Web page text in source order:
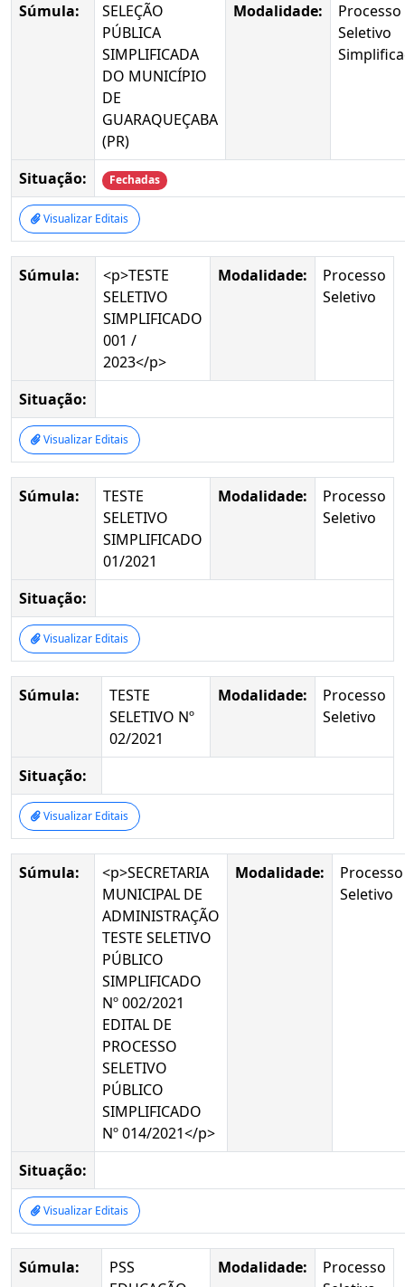
Súmula:
SELEÇÃO
PÚBLICA
SIMPLIFICADA
DO MUNICÍPIO
DE
GUARAQUEÇABA
(PR)
Modalidade:
Processo
Seletivo
Situação: Fechadas
Visualizar Editais
Súmula:
<p>TESTE
SELETIVO
SIMPLIFICADO
001 /
2023</p>
Modalidade:
Processo
Seletivo
Situação:
Visualizar Editais
Súmula:
TESTE
SELETIVO
SIMPLIFICADO
01/2021
Modalidade:
Processo
Seletivo
Situação:
Visualizar Editais
Súmula:
TESTE
SELETIVO Nº
02/2021
Modalidade:
Processo
Seletivo
Situação:
Visualizar Editais
Súmula:
<p>SECRETARIA
MUNICIPAL DE
ADMINISTRAÇÃO
TESTE SELETIVO
PÚBLICO
SIMPLIFICADO
Nº 002/2021
EDITAL DE
PROCESSO
SELETIVO
PÚBLICO
SIMPLIFICADO
Nº 014/2021</p>
Modalidade:
Processo
Seletivo
Situação:
Visualizar Editais
Súmula:
PSS
Modalidade:
Processo